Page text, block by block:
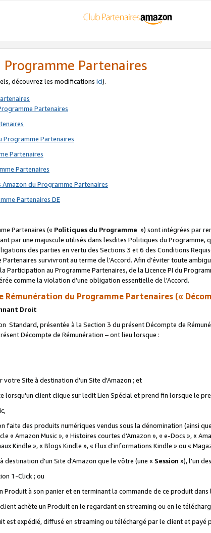
Partenaires
découvrez les modifications ici).
Partenaires
Programme Partenaires
Partenaires
Partenaires
du Programme Partenaires
Partenaires DE
Partenaires (« Politiques du Programme ») sont intégrées par
par une majuscule utilisés dans lesdites Politiques du Programme,
des parties en vertu des Sections 3 et 6 des Conditions
Partenaires survivront au terme de l'Accord. Afin d’éviter toute
Participation au Programme Partenaires, de la Licence PI du
comme la violation d’une obligation essentielle de l'Accord.
Rémunération du Programme Partenaires («
Droit
Standard, présentée à la Section 3 du présent Décompte de
Décompte de Rémunération – ont lieu lorsque :
Site à destination d'un Site d'Amazon ; et
lorsqu'un client clique sur ledit Lien Spécial et prend fin lorsque le
des produits numériques vendus sous la dénomination (ainsi
« Amazon Music », « Histoires courtes d’Amazon », « e-Docs », «
Kindle », « Blogs Kindle », « Flux d’informations Kindle » ou «
d'un Site d'Amazon que le vôtre (une « Session »), l'un
1-Click ; ou
à son panier et en terminant la commande de ce produit dans
achète un Produit en le regardant en streaming ou en le
est expédié, diffusé en streaming ou téléchargé par le client et payé